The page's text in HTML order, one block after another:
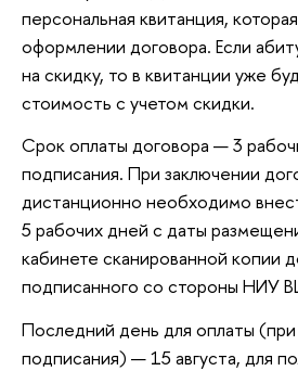
персональная квитанция,
оформлении договора. Если
на скидку, то в квитанции уже
стоимость с учетом скидки.
Срок оплаты договора — 3
подписания. При заключении
дистанционно необходимо
5 рабочих дней с даты
кабинете сканированной копии
подписанного со стороны НИУ
Последний день для оплаты
подписания) — 15 августа, для